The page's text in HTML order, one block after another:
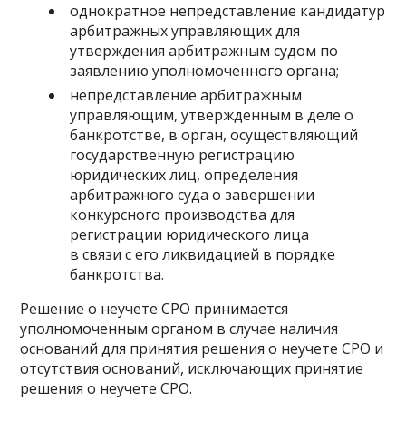
однократное непредставление кандидатур
арбитражных управляющих для
утверждения арбитражным судом по
заявлению уполномоченного органа;
непредставление арбитражным
управляющим, утвержденным в деле о
банкротстве, в орган, осуществляющий
государственную регистрацию
юридических лиц, определения
арбитражного суда о завершении
конкурсного производства для
регистрации юридического лица
в связи с его ликвидацией в порядке
банкротства.
Решение о неучете СРО принимается
уполномоченным органом в случае наличия
оснований для принятия решения о неучете СРО и
отсутствия оснований, исключающих принятие
решения о неучете СРО.